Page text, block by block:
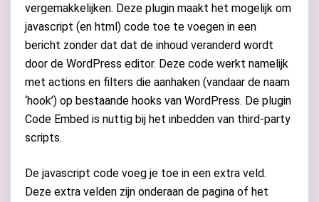
vergemakkelijken. Deze plugin maakt het mogelijk om
javascript (en html) code toe te voegen in een
bericht zonder dat dat de inhoud veranderd wordt
door de WordPress editor. Deze code werkt namelijk
met actions en filters die aanhaken (vandaar de naam
‘hook’) op bestaande hooks van WordPress. De plugin
Code Embed is nuttig bij het inbedden van third-party
scripts.
De javascript code voeg je toe in een extra veld.
Deze extra velden zijn onderaan de pagina of het